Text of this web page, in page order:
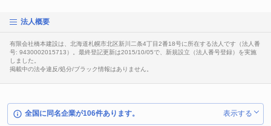
法人概要
有限会社橋本建設は、北海道札幌市北区新川二条4丁目2番18号に所在する法人です（法人番
号: 9430002015713）。最終登記更新は2015/10/05で、新規設立（法人番号登録）を実施
しました。
掲載中の法令違反/処分/ブラック情報はありません。
全国に同名企業が106件あります。 表示する